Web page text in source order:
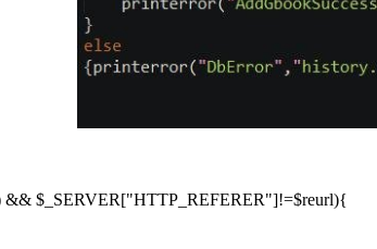
$_SERVER["HTTP_REFERER"]!=$reurl){